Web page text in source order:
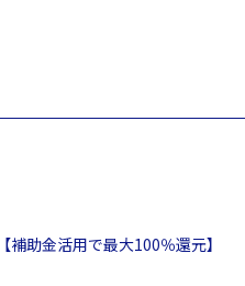
助金活用で最大100％還元】